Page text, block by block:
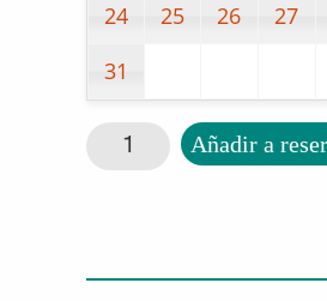
24
25 26 27
31
Bol 45cl blancoAñadir a